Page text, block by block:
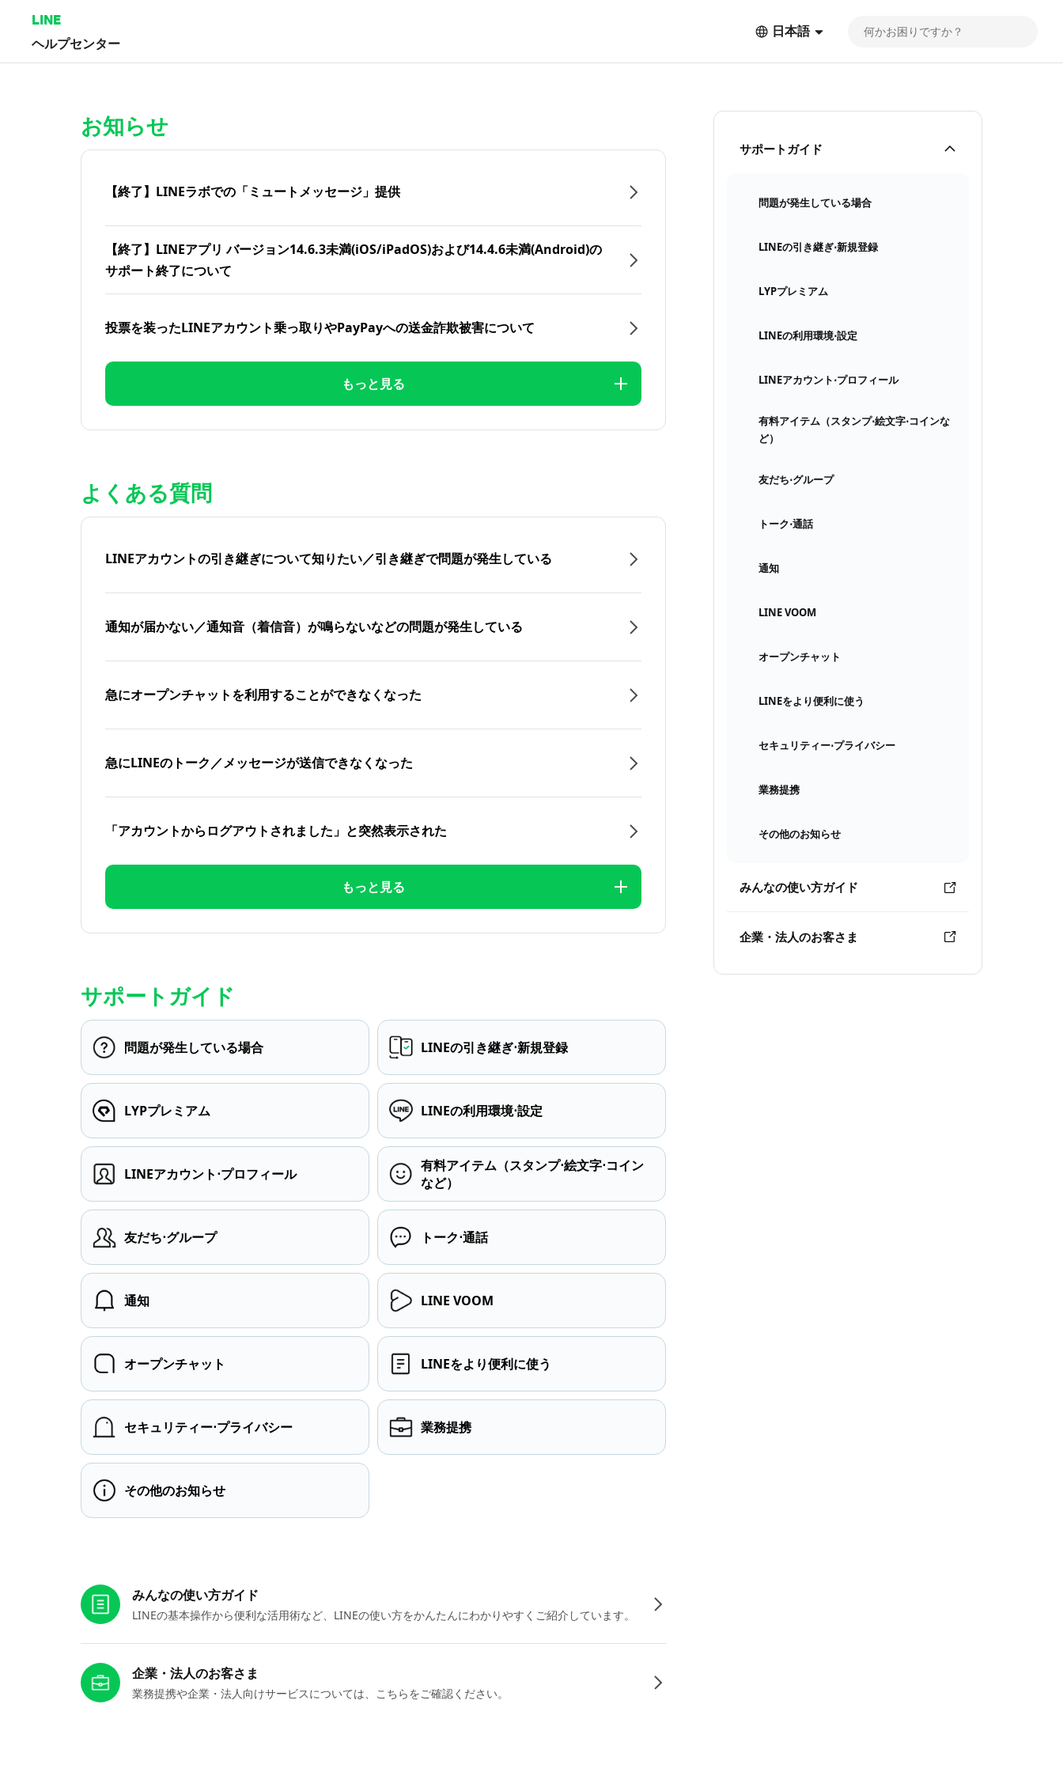
LINE
ヘルプセンター
日本語
サポートガイド
問題が発生している場合
LINEの引き継ぎ⋅新規登録
LYPプレミアム
LINEの利用環境⋅設定
LINEアカウント⋅プロフィール
有料アイテム（スタンプ⋅絵文字⋅コインな
ど）
友だち⋅グループ
トーク⋅通話
通知
LINE VOOM
オープンチャット
LINEをより便利に使う
セキュリティー⋅プライバシー
業務提携
その他のお知らせ
みんなの使い方ガイド
企業・法人のお客さま
お知らせ
【終了】LINEラボでの「ミュートメッセージ」提供
【終了】LINEアプリ バージョン14.6.3未満(iOS/iPadOS)および14.4.6未満(Android)の
サポート終了について
投票を装ったLINEアカウント乗っ取りやPayPayへの送金詐欺被害について
もっと見る
よくある質問
LINEアカウントの引き継ぎについて知りたい／引き継ぎで問題が発生している
通知が届かない／通知音（着信音）が鳴らないなどの問題が発生している
急にオープンチャットを利用することができなくなった
急にLINEのトーク／メッセージが送信できなくなった
「アカウントからログアウトされました」と突然表示された
もっと見る
サポートガイド
問題が発生している場合 LINEの引き継ぎ⋅新規登録
LYPプレミアム LINEの利用環境⋅設定
LINEアカウント⋅プロフィール
有料アイテム（スタンプ⋅絵文字⋅コイン
など）
友だち⋅グループ トーク⋅通話
通知 LINE VOOM
オープンチャット LINEをより便利に使う
セキュリティー⋅プライバシー 業務提携
その他のお知らせ
みんなの使い方ガイド
LINEの基本操作から便利な活用術など、LINEの使い方をかんたんにわかりやすくご紹介しています。
企業・法人のお客さま
業務提携や企業・法人向けサービスについては、こちらをご確認ください。